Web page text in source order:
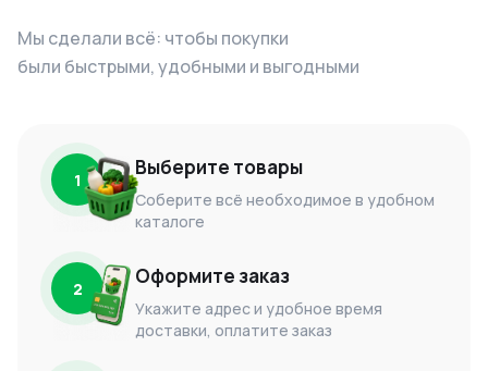
Мы сделали всё: чтобы покупки
были быстрыми, удобными и выгодными
1 Выберите товары
Соберите всё необходимое в удобном
каталоге
2 Оформите заказ
Укажите адрес и удобное время
доставки, оплатите заказ